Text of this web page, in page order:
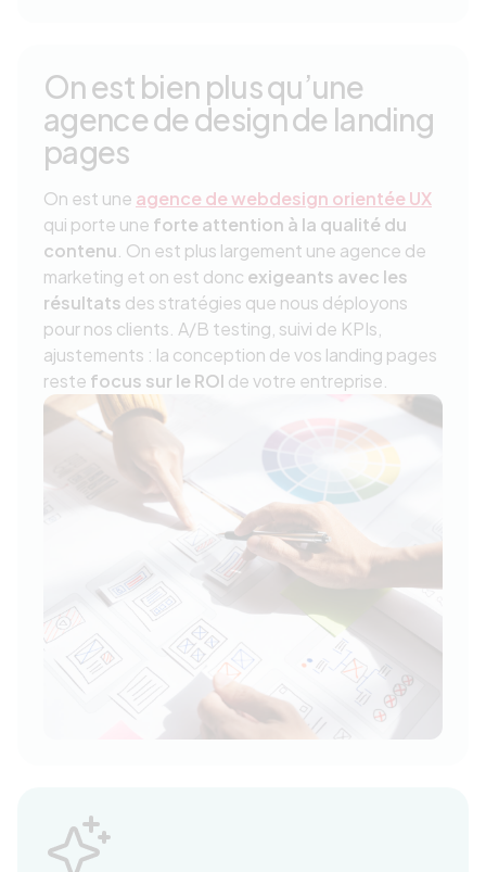
On est bien plus qu’une
agence de design de landing
pages
On est une agence de webdesign orientée UX
qui porte une forte attention à la qualité du
contenu . On est plus largement une agence de
marketing et on est donc exigeants avec les
résultats des stratégies que nous déployons
pour nos clients. A/B testing, suivi de KPIs,
ajustements : la conception de vos landing pages
reste focus sur le ROI de votre entreprise.